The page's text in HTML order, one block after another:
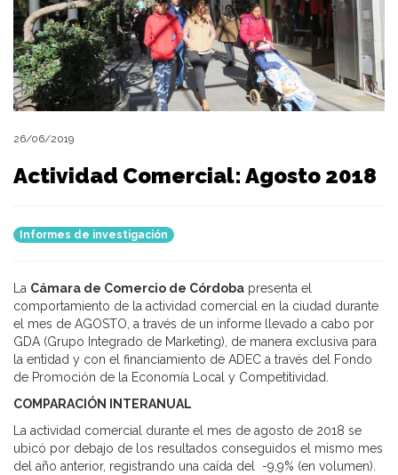
26/06/2019
Actividad Comercial: Agosto 2018
Informes de investigación
La Cámara de Comercio de Córdoba presenta el
comportamiento de la actividad comercial en la ciudad durante
el mes de AGOSTO, a través de un informe llevado a cabo por
GDA (Grupo Integrado de Marketing), de manera exclusiva para
la entidad y con el financiamiento de ADEC a través del Fondo
de Promoción de la Economía Local y Competitividad.
COMPARACIÓN INTERANUAL
La actividad comercial durante el mes de agosto de 2018 se
ubicó por debajo de los resultados conseguidos el mismo mes
del año anterior, registrando una caída del -9,9% (en volumen).